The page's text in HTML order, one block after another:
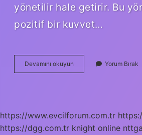
yönetilir hale getirir. Bu
pozitif bir kuvvet…
Devamını okuyun Aşağıdakilerden
Hangisi
Yorum Bırak
https://www.evcilforum.com.tr
https://dgg.com.tr knight online